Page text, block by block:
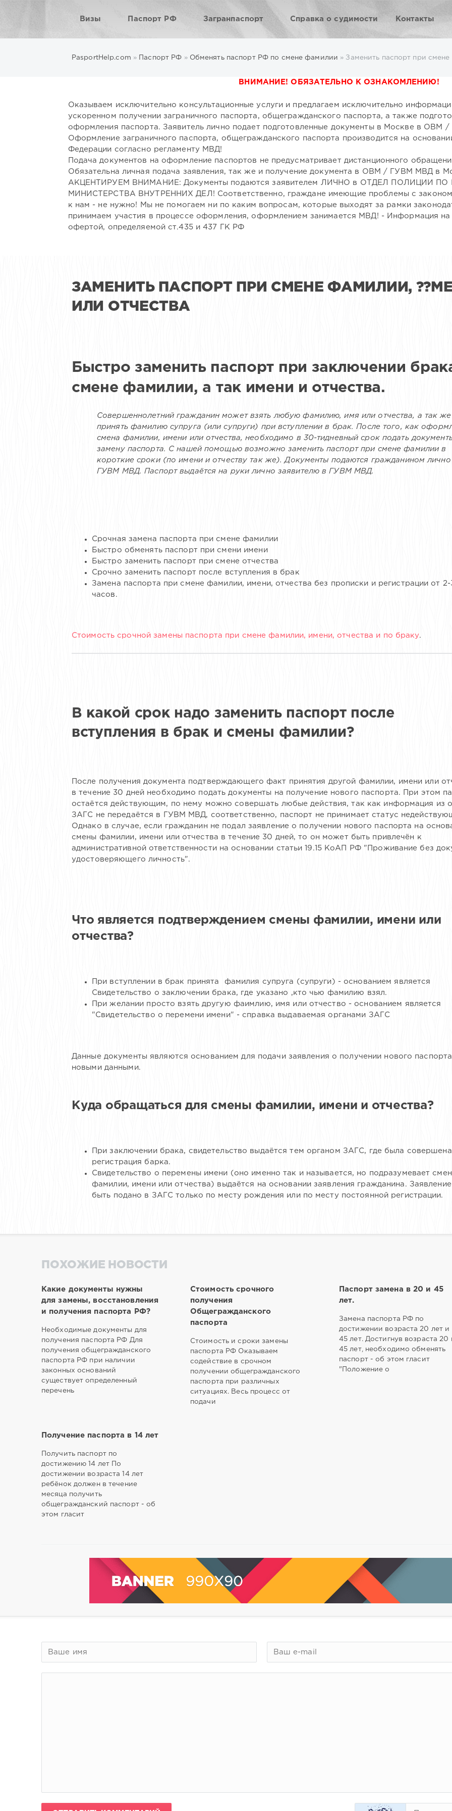
Визы Паспорт РФ Загранпаспорт Справка о судимости Контакты
PasportHelp.com » Паспорт РФ » Обменять паспорт РФ по смене фамилии » Заменить паспорт при
ВНИМАНИЕ! ОБЯЗАТЕЛЬНО К ОЗНАКОМЛЕНИЮ!
Оказываем исключительно консультационные услуги и предлагаем исключительно
ускоренном получении заграничного паспорта, общегражданского паспорта, а также
оформления паспорта. Заявитель лично подает подготовленные документы в Москве в
Оформление заграничного паспорта, общегражданского паспорта производится на
Федерации согласно регламенту МВД!
Подача документов на оформление паспортов не предусматривает дистанционного
Обязательна личная подача заявления, так же и получение документа в ОВМ / ГУВМ МВД в
АКЦЕНТИРУЕМ ВНИМАНИЕ: Документы подаются заявителем ЛИЧНО в ОТДЕЛ ПОЛИЦИИ
МИНИСТЕРСТВА ВНУТРЕННИХ ДЕЛ! Соответственно, граждане имеющие проблемы с
к нам - не нужно! Мы не помогаем ни по каким вопросам, которые выходят за рамки
принимаем участия в процессе оформления, оформлением занимается МВД! - Информация на
офертой, определяемой cт.435 и 437 ГК РФ
ЗАМЕНИТЬ ПАСПОРТ ПРИ СМЕНЕ ФАМИЛИИ,
ИЛИ ОТЧЕСТВА
Быстро заменить паспорт при заключении
смене фамилии, а так имени и отчества.
Совершеннолетний гражданин может взять любую фамилию, имя или отчества, а так же
принять фамилию супруга (или супруги) при вступлении в брак. После того, как
смена фамилии, имени или отчества, необходимо в 30-тидневный срок подать
замену паспорта. С нашей помощью возможно заменить паспорт при смене фамилии в
короткие сроки (по имени и отчеству так же). Документы подаются гражданином лично
ГУВМ МВД. Паспорт выдаётся на руки лично заявителю в ГУВМ МВД.
Срочная замена паспорта при смене фамилии
Быстро обменять паспорт при смени имени
Быстро заменить паспорт при смене отчества
Срочно заменить паспорт после вступления в брак
Замена паспорта при смене фамилии, имени, отчества без прописки и регистрации от 2-
часов.
Стоимость срочной замены паспорта при смене фамилии, имени, отчества и по браку.
В какой срок надо заменить паспорт после
вступления в брак и смены фамилии?
После получения документа подтверждающего факт принятия другой фамилии, имени или
в течение 30 дней необходимо подать документы на получение нового паспорта. При этом
остаётся действующим, по нему можно совершать любые действия, так как информация из
ЗАГС не передаётся в ГУВМ МВД, соответственно, паспорт не принимает статус
Однако в случае, если гражданин не подал заявление о получении нового паспорта на
смены фамилии, имени или отчества в течение 30 дней, то он может быть привлечён к
административной ответственности на основании статьи 19.15 КоАП РФ "Проживание без
удостоверяющего личность".
Что является подтверждением смены фамилии, имени или
отчества?
При вступлении в брак принята фамилия супруга (супруги) - основанием является
Свидетельство о заключении брака, где указано ,кто чью фамилию взял.
При желании просто взять другую фаимлию, имя или отчество - основанием является
"Свидетельство о перемени имени" - справка выдаваемая органами ЗАГС
Данные документы являются основанием для подачи заявления о получении нового
новыми данными.
Куда обращаться для смены фамилии, имени и отчества?
При заключении брака, свидетельство выдаётся тем органом ЗАГС, где была совершена
регистрация барка.
Свидетельство о перемены имени (оно именно так и называется, но подразумевает
фамилии, имени или отчества) выдаётся на основании заявления гражданина.
быть подано в ЗАГС только по месту рождения или по месту постоянной регистрации.
ПОХОЖИЕ НОВОСТИ
Какие документы нужны
для замены, восстановления
и получения паспорта РФ?
Необходимые документы для
получения паспорта РФ Для
получения общегражданского
паспорта РФ при наличии
законных оснований
существует определенный
перечень
Стоимость срочного
получения
Общегражданского
паспорта
Стоимость и сроки замены
паспорта РФ Оказываем
содействие в срочном
получении общегражданского
паспорта при различных
ситуациях. Весь процесс от
подачи
Паспорт замена в 20 и 45
лет.
Замена паспорта РФ по
достижении возраста 20 лет и
45 лет. Достигнув возраста 20
45 лет, необходимо обменять
паспорт - об этом гласит
"Положение о
Получение паспорта в 14 лет
Получить паспорт по
достижению 14 лет По
достижении возраста 14 лет
ребёнок должен в течение
месяца получить
общегражданский паспорт - об
этом гласит